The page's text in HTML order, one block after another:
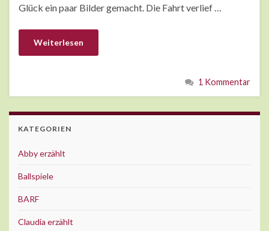
Glück ein paar Bilder gemacht. Die Fahrt verlief …
Weiterlesen
1 Kommentar
KATEGORIEN
Abby erzählt
Ballspiele
BARF
Claudia erzählt